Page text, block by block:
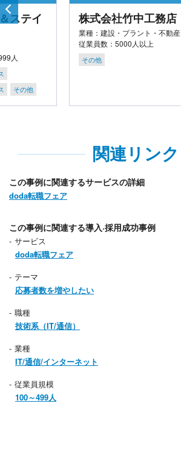
ステイ
人
その他
株式会社竹中工務店
業種：建設・プラント・不動産
従業員数：5000人以上
その他
関連リンク
この事例に関連するサービスの詳細
doda転職フェア
この事例に関連する導入·採用成功事例
サービス
doda転職フェア
テーマ
応募者数を増やしたい
職種
技術系（IT/通信）
業種
IT/通信/インターネット
従業員規模
100～499人